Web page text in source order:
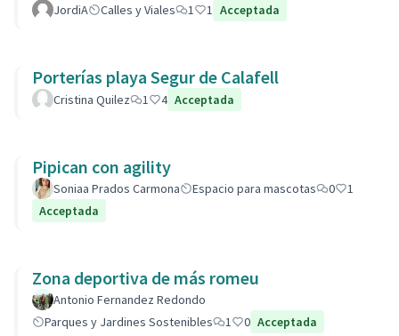
JordiA Calles y Viales 1 1 Acceptada
Porterías playa Segur de Calafell
Cristina Quilez 1 4 Acceptada
Pipican con agility
Soniaa Prados Carmona Espacio para mascotas 0
1
Acceptada
Zona deportiva de más romeu
Antonio Fernandez Redondo
Parques y Jardines Sostenibles
1 0 Acceptada